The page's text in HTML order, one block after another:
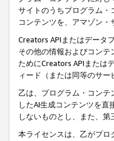
サイトのうちプログラム
コンテンツを、アマゾン
Creators APIまたはデータ
その他の情報およびコン
ためにCreators APIまたは
ィード（または同等のサ
乙は、プログラム・コン
したAI生成コンテンツを
しないものとし、また、第
本ライセンスは、乙がプ